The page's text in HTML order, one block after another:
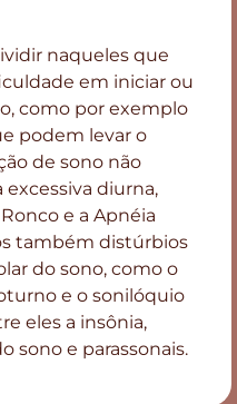
naqueles que
em iniciar ou
como por exemplo
podem levar o
de sono não
diurna,
e a Apnéia
também distúrbios
do sono, como o
e o sonilóquio
eles a insônia,
sono e parassonais.